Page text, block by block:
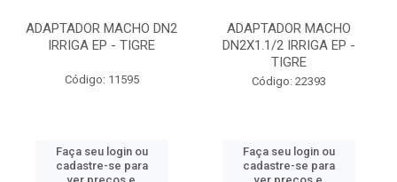
ADAPTADOR MACHO DN2
IRRIGA EP - TIGRE
Código: 11595
Faça seu login ou
cadastre-se para
ADAPTADOR MACHO
DN2X1.1/2 IRRIGA EP -
TIGRE
Código: 22393
Faça seu login ou
cadastre-se para